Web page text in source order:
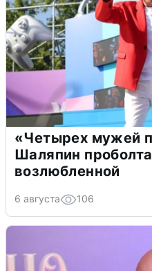
«Четырех мужей
Шаляпин
возлюбленной
6 августа 106